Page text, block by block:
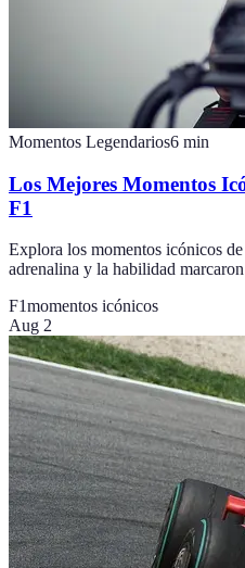
Momentos Legendarios6 min
Los Mejores Momentos
F1
Explora los momentos icónicos
adrenalina y la habilidad
F1momentos icónicos
Aug 2